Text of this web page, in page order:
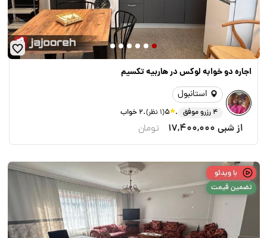
اجاره دو خوابه لوکس در هاربیه تکسیم
استانبول
4 رزرو موفق .
5(1 نظر) .2 خواب
از شبی 17,400,000 تومان
با ویدئو
تضمین قیمت